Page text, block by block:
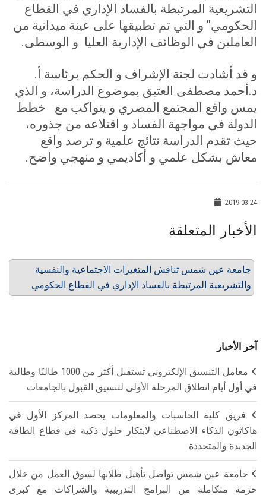
التشريعية المرتبطة بالفساد الإداري في القطاع
الحكومي" و التي تم تطبيقها على عينة ميدانية من
العاملين في الوظائف الإدارية العليا و الوسطى.
و قد أشادت لجنة الإشراف و الحكم برئاسة أ.
د.أحمد مصطفى العتيق بموضوع الدراسة، و الذي
يمس واقع المجتمع المصري و يتواكب مع خطط
الدولة في مواجهة الفساد و اقتلاعه من جذوره،
حيث تقدم الدراسة نتائج علمية و ترصد واقع
معاش بشكل علمي و أكاديمي و منهجي واضح.
2019-03-24
الأخبار المتعلقة
جامعة عين شمس تناقش المتغيرات الاجتماعية والنفسية
والتشريعية المرتبطة بالفساد الإداري في القطاع الحكومي
آخر الأخبار
معامل التنسيق الإلكتروني تستقبل أكثر من 1000 طالبًا وطالبة
في أول أيام انطلاق المرحلة الأولى لتنسيق القبول بالجامعات
فريق كلية الحاسبات والمعلومات يحصد المركز الأول في
هاكاثون الذكاء الاصطناعي لابتكار حلول ذكية في قطاع الطاقة
الجديدة والمتجددة
جامعة عين شمس تواصل تأهيل طلابها لسوق العمل من خلال
حزمة متكاملة من البرامج التدريبية والشراكات مع كبرى